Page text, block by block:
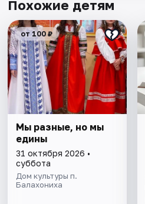
Похожие детям
от 100 ₽
Мы разные, но мы
едины
31 октября 2026 •
суббота
Дом культуры п.
Балахониха